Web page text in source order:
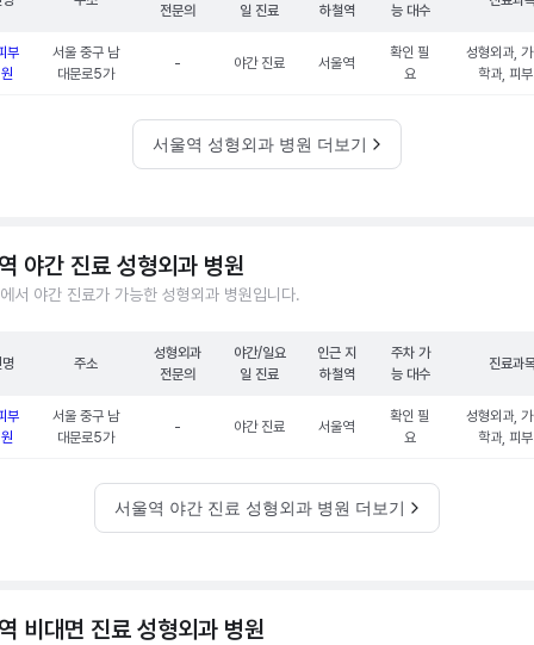
전문의 일 진료 하철역 능 대수
부
서울 중구 남
대문로5가
- 야간 진료 서울역
확인 필
요
성형외과, 가
학과, 피
서울역 성형외과 병원 더보기
야간 진료 성형외과 병원
서 야간 진료가 가능한 성형외과 병원입니다.
주소
성형외과
전문의
야간/일요
일 진료
인근 지
하철역
주차 가
능 대수
진료과
부
서울 중구 남
대문로5가
- 야간 진료 서울역
확인 필
요
성형외과, 가
학과, 피
서울역 야간 진료 성형외과 병원 더보기
비대면 진료 성형외과 병원